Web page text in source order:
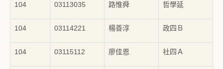
104 03113035 路惟舜 哲學延
104 03114221 楊善淳 政四Ｂ
104 03115112 廖佳恩 社四Ａ